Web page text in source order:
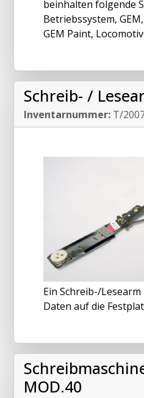
beinhalten folgende
Betriebssystem,
GEM Paint,
Schreib- /
Inventarnummer: T/
Ein Schreib-/
Daten auf die
MOD.40